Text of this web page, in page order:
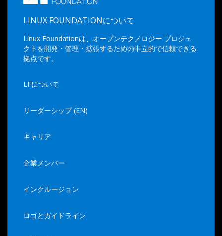
LINUX FOUNDATIONについて
Linux Foundationは、オープンテクノロジー プロジェ
クトを開発・管理・拡張するための中立的で信頼できる
拠点です。
LFについて
リーダーシップ (EN)
キャリア
企業メンバー
インクルージョン
ロゴとガイドライン